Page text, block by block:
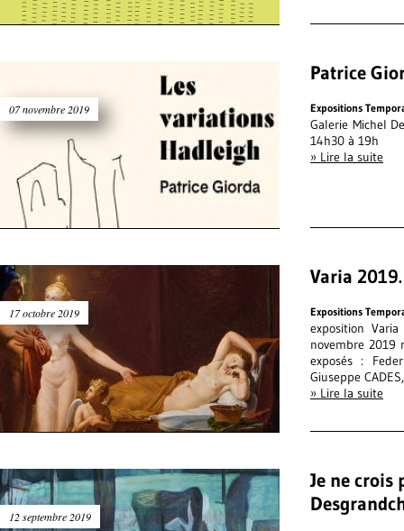
07 novembre 2019
Patrice
Expositions
Galerie Michel
14h30 à
» Lire la suite
17 octobre 2019
Varia
Expositions
exposition
novembre 2019
exposés :
Giuseppe
» Lire la suite
12 septembre 2019
Je ne crois